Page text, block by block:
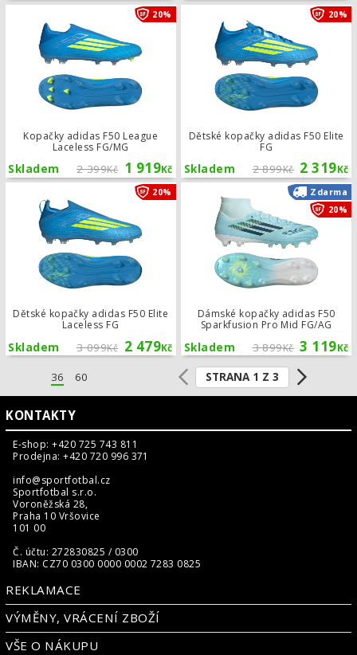
Kopačky adidas F50 League
Laceless FG/MG
2 399Kč 1 919Kč
Skladem
20% Kopačky adidas F50 League
Dětské kopačky adidas F50 Elite
FG
2 899Kč 2 319Kč
Skladem
20%
Dětské kopačky adidas F50 Elite
Laceless FG
3 099Kč 2 479Kč
Skladem
20% Dětské kopačky adidas F50 Elite
Dámské kopačky adidas F50
Sparkfusion Pro Mid FG/AG
3 899Kč 3 119Kč
Skladem
Zdarma
20%
36 60 STRANA 1 Z 3
KONTAKTY
E-shop: +420 725 743 811
Prodejna: +420 720 996 371
info@sportfotbal.cz
Sportfotbal s.r.o.
Voroněžská 28,
Praha 10 Vršovice
101 00
Č. účtu: 272830825 / 0300
IBAN: CZ70 0300 0000 0002 7283 0825
REKLAMACE
VÝMĚNY, VRÁCENÍ ZBOŽÍ
VŠE O NÁKUPU